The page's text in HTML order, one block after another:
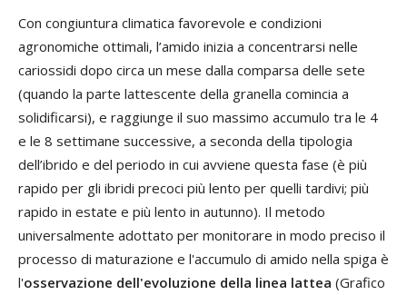
Con congiuntura climatica favorevole e condizioni
agronomiche ottimali, l’amido inizia a concentrarsi nelle
cariossidi dopo circa un mese dalla comparsa delle sete
(quando la parte lattescente della granella comincia a
solidificarsi), e raggiunge il suo massimo accumulo tra le 4
e le 8 settimane successive, a seconda della tipologia
dell’ibrido e del periodo in cui avviene questa fase (è più
rapido per gli ibridi precoci più lento per quelli tardivi; più
rapido in estate e più lento in autunno). Il metodo
universalmente adottato per monitorare in modo preciso il
processo di maturazione e l'accumulo di amido nella spiga è
l'osservazione dell'evoluzione della linea lattea (Grafico